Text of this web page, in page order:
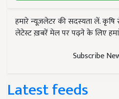
हमारे न्यूज़लेटर की सदस्यता लें.
लेटेस्ट ख़बरें मेल पर पढ़ने के लिए
Subscribe
Latest feeds